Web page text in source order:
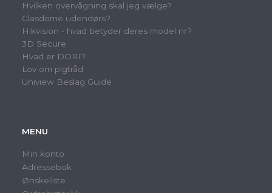
Hvilken overvågning skal jeg vælge?
Glasdome udendørs?
Hikvision - hvad betyder deres model nr?
3D Secure
Hvad er DORI?
Lov om pigtråd
Uniview Beslag Guide
MENU
Min konto
Adressebok
Ønskeliste